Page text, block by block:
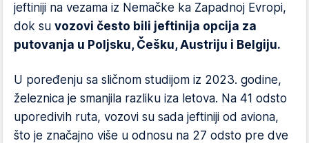
jeftiniji na vezama iz Nemačke ka Zapadnoj Evropi,
dok su vozovi često bili jeftinija opcija za
putovanja u Poljsku, Češku, Austriju i Belgiju.
U poređenju sa sličnom studijom iz 2023. godine,
železnica je smanjila razliku iza letova. Na 41 odsto
uporedivih ruta, vozovi su sada jeftiniji od aviona,
što je značajno više u odnosu na 27 odsto pre dve